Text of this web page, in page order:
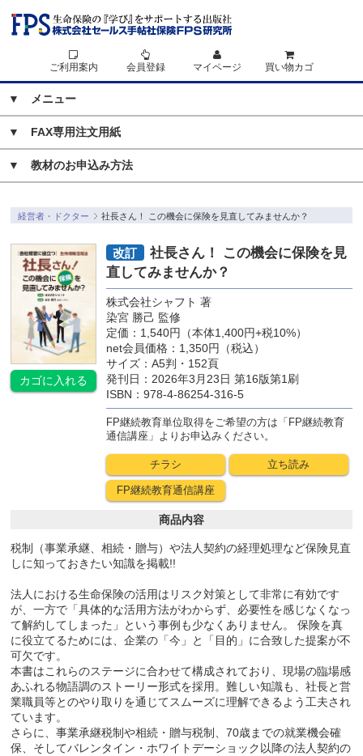
ご利用案内 会員登録 マイページ 買い物カゴ
▼ メニュー
▼ FAX専用注文用紙
▼ 教材のお申込み方法
経営者・ドクター 社長さん！ この機会に保険を見直してみませんか？
カゴに 入れる
改訂
社長さん！ この機会に保険を見
直してみませんか？
株式会社シャフト 著
染宮 勝己 監修
定価：1,540円（本体1,400円+税10%）
net会員価格：1,350円（税込）
サイズ：A5判・152頁
発刊日：2026年3月23日 第16版第1刷
ISBN：978-4-86254-316-5
FP継続教育単位取得をご希望の方は「FP継続教育
通信講座」よりお申込みください。
チラシ 立ち読み
FP継続教育通信講座
商品内容
税制（事業承継、相続・贈与）や法人契約の経理処理など保険見直
しに知っておきたい知識を掲載!!
法人における生命保険の活用はリスク対策として非常に有効です
が、一方で「具体的な活用方法がわからず、必要性を感じなくなっ
て解約してしまった」という事例も少なくありません。 保険を真
に役立てるためには、企業の「今」と「目的」に合致した提案が不
可欠です。
本書はこれらのステージに合わせて構成されており、現場の臨場感
あふれる物語調のストーリー形式を採用。難しい知識も、社長と営
業職員等とのやり取りを通じてスムーズに理解できるよう工夫され
ています。
さらに、事業承継税制や相続・贈与税制、70歳までの就業機会確
保、そしてバレンタイン・ホワイトデーショック以降の法人契約の